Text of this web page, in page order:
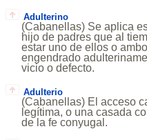
Adulterino
(Cabanellas) Se aplica
hijo de padres que al
estar uno de ellos o
engendrado
vicio o defecto.
Adulterio
(Cabanellas) El acceso
legítima, o una casada
de la fe conyugal.